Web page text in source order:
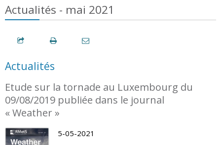
Actualités - mai 2021
Actualités
Etude sur la tornade au Luxembourg du
09/08/2019 publiée dans le journal
« Weather »
5-05-2021